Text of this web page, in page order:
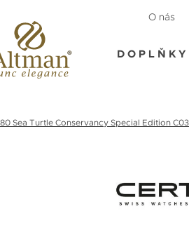
O nás
DOPLŇKY
Sea Turtle Conservancy Special Edition